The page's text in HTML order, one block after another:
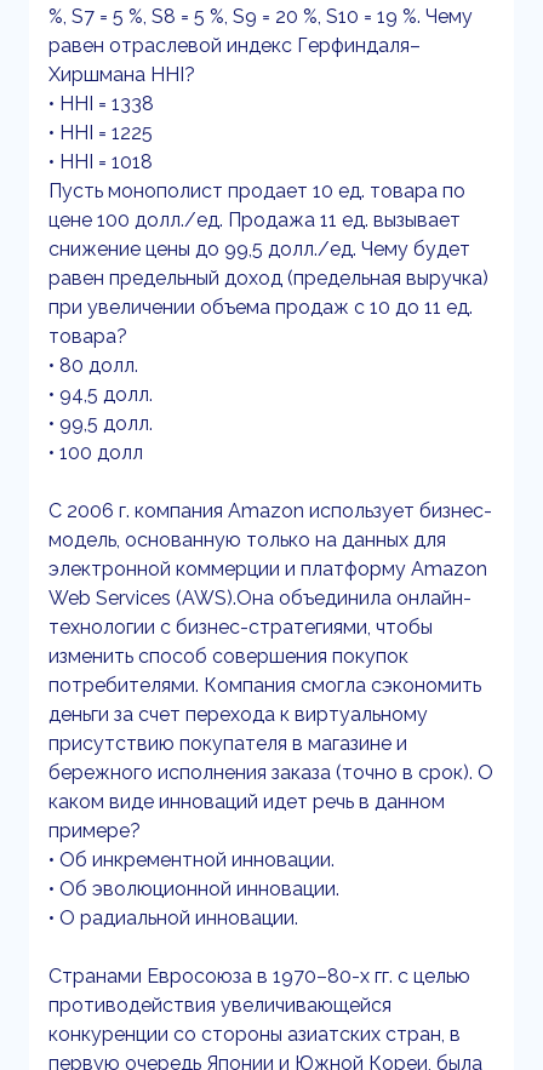
%, S7 = 5 %, S8 = 5 %, S9 = 20 %, S10 = 19 %. Чему
равен отраслевой индекс Герфиндаля–
Хиршмана HHI?
• HHI = 1338
• HHI = 1225
• HHI = 1018
Пусть монополист продает 10 ед. товара по
цене 100 долл./ед. Продажа 11 ед. вызывает
снижение цены дo 99,5 долл./ед. Чему будет
равен предельный доход (предельная выручка)
при увеличении объема продаж с 10 до 11 ед.
товара?
• 80 долл.
• 94,5 долл.
• 99,5 долл.
• 100 долл
С 2006 г. компания Amazon использует бизнес-
модель, основанную только на данных для
электронной коммерции и платформу Amazon
Web Services (AWS).Она объединила онлайн-
технологии с бизнес-стратегиями, чтобы
изменить способ совершения покупок
потребителями. Компания смогла сэкономить
деньги за счет перехода к виртуальному
присутствию покупателя в магазине и
бережного исполнения заказа (точно в срок). О
каком виде инноваций идет речь в данном
примере?
• Об инкрементной инновации.
• Об эволюционной инновации.
• О радиальной инновации.
Странами Евросоюза в 1970–80-х гг. с целью
противодействия увеличивающейся
конкуренции со стороны азиатских стран, в
первую очередь Японии и Южной Кореи, была